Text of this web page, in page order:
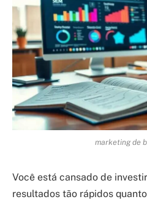
marketing de
Você está cansado de
resultados tão rápidos